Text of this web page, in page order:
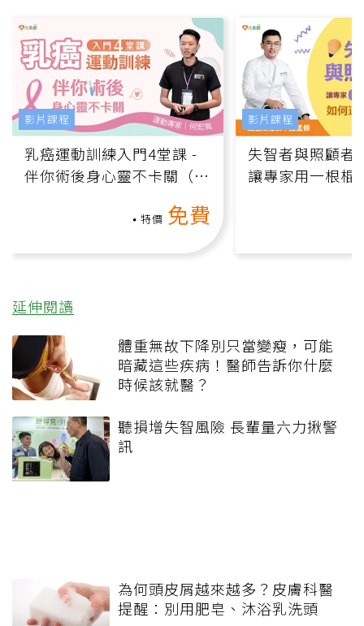
乳癌運動訓練入門4堂課 -
伴你術後身心靈不卡關（線
特價 免費
影片課程
失智者與照顧者
讓專家用一根棍
影片課程
延伸閱讀
體重無故下降別只當變瘦，可能
暗藏這些疾病！醫師告訴你什麼
時候該就醫？
聽損增失智風險 長輩量六力揪警
訊
為何頭皮屑越來越多？皮膚科醫
提醒：別用肥皂、沐浴乳洗頭